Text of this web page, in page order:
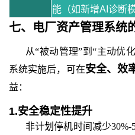
能（如新增AI诊断
七、 电厂资产管理系统
从“被动管理”到“主动优
系统实施后，可在安全、效
益：
1.安全稳定性提升
非计划停机时间减少30%-